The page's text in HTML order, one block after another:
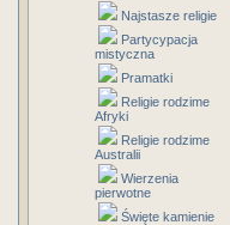
Najstasze religie
Partycypacja
mistyczna
Pramatki
Religie rodzime
Afryki
Religie rodzime
Australii
Wierzenia
pierwotne
Święte kamienie